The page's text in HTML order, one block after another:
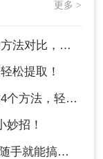
更多 >
一看就懂！
松提取！
，轻松搞定！
妙招！
装一堆软件！